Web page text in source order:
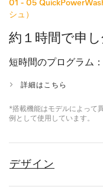
01 - 05
シュ）
約１時間で申
短時間のプログラム
詳細はこちら
*搭載機能はモデルによって
例として使用しています。
デザイン